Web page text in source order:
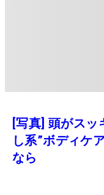
[写真] 頭がスッ
し系”ボディケ
なら